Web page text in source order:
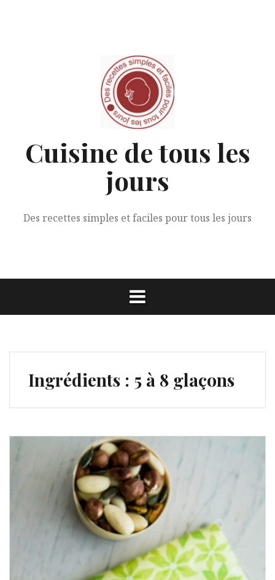
Cuisine de tous les
jours
Des recettes simples et faciles pour tous les jours
Ingrédients : 5 à 8 glaçons